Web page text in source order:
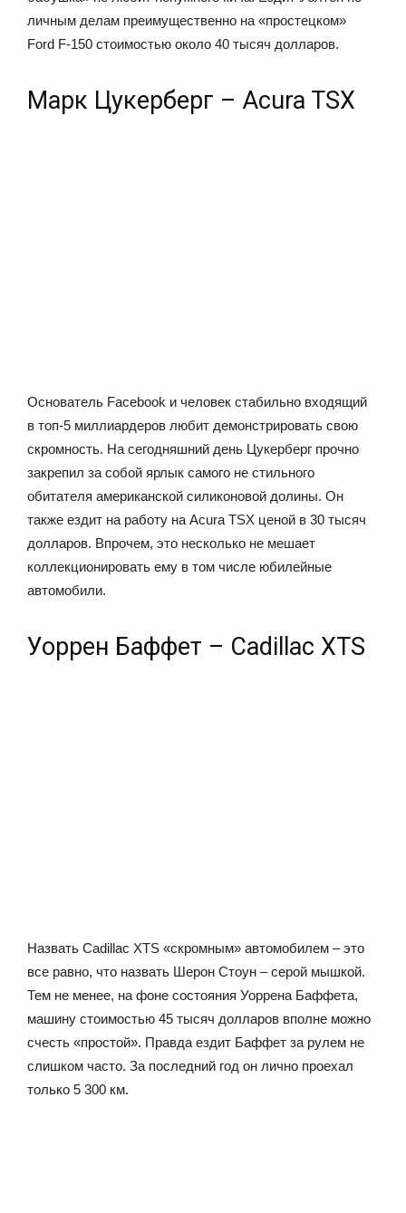
личным делам преимущественно на «простецком»
Ford F-150 стоимостью около 40 тысяч долларов.
Марк Цукерберг – Acura TSX
Основатель Facebook и человек стабильно входящий
в топ-5 миллиардеров любит демонстрировать свою
скромность. На сегодняшний день Цукерберг прочно
закрепил за собой ярлык самого не стильного
обитателя американской силиконовой долины. Он
также ездит на работу на Acura TSX ценой в 30 тысяч
долларов. Впрочем, это несколько не мешает
коллекционировать ему в том числе юбилейные
автомобили.
Уоррен Баффет – Cadillac XTS
Назвать Cadillac XTS «скромным» автомобилем – это
все равно, что назвать Шерон Стоун – серой мышкой.
Тем не менее, на фоне состояния Уоррена Баффета,
машину стоимостью 45 тысяч долларов вполне можно
счесть «простой». Правда ездит Баффет за рулем не
слишком часто. За последний год он лично проехал
только 5 300 км.